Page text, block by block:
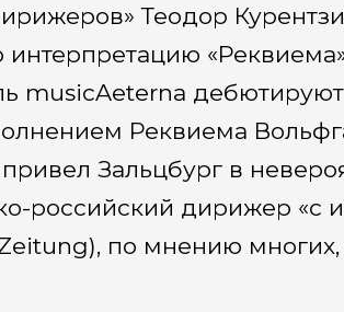
Теодор
musicAeterna
Реквиема
Зальцбург в
российский дирижер «с
по мнению